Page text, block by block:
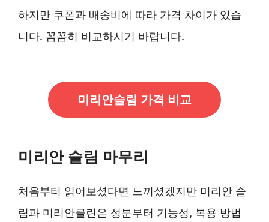
하지만 쿠폰과 배송비에 따라 가격 차이가 있습
니다. 꼼꼼히 비교하시기 바랍니다.
미리안슬림 가격 비교
미리안 슬림 마무리
처음부터 읽어보셨다면 느끼셨겠지만 미리안 슬
림과 미리안클린은 성분부터 기능성, 복용 방법